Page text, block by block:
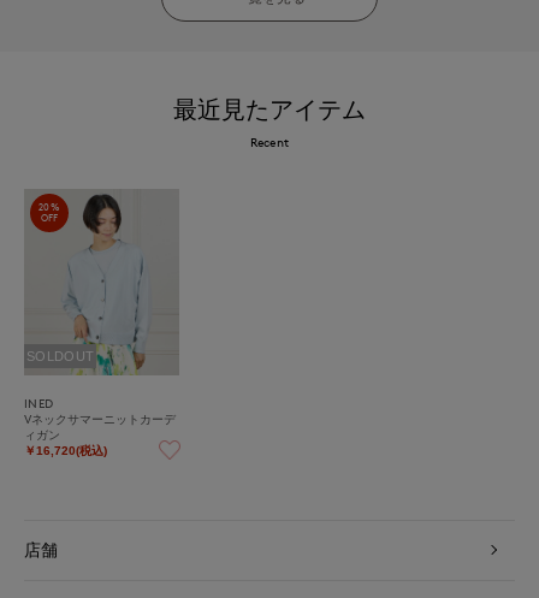
最近見たアイテム
Recent
20%
OFF
SOLDOUT
INED
Vネックサマーニットカーデ
ィガン
￥16,720(税込)
店舗